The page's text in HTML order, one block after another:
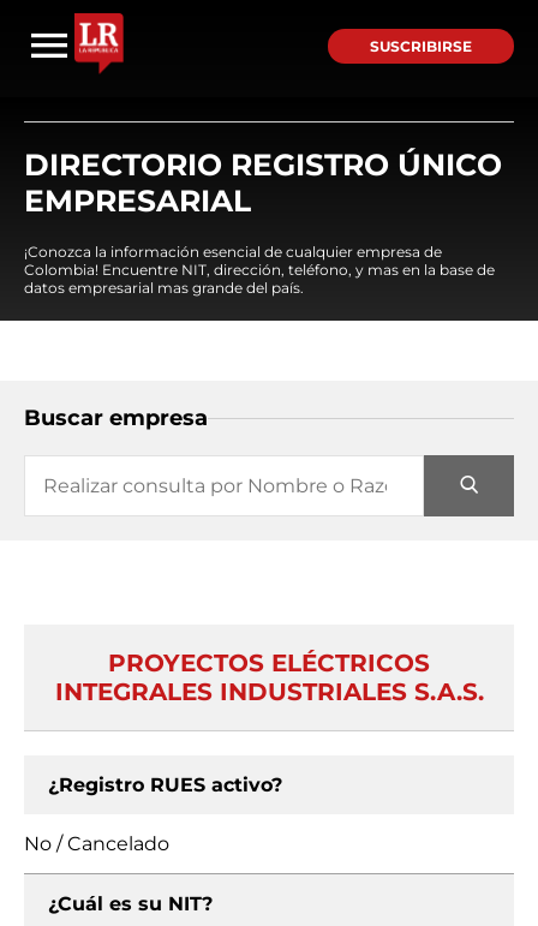
SUSCRIBIRSE
DIRECTORIO REGISTRO ÚNICO
EMPRESARIAL
¡Conozca la información esencial de cualquier empresa de
Colombia! Encuentre NIT, dirección, teléfono, y mas en la base de
datos empresarial mas grande del país.
Buscar empresa
PROYECTOS ELÉCTRICOS
INTEGRALES INDUSTRIALES S.A.S.
¿Registro RUES activo?
No / Cancelado
¿Cuál es su NIT?